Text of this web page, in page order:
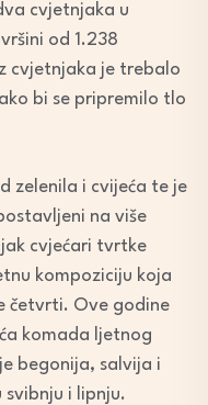
cvjetnjaka u
od 1.238
cvjetnjaka je trebalo
bi se pripremilo tlo
zelenila i cvijeća te je
na više
cvjećari tvrtke
kompoziciju koja
četvrti. Ove godine
komada ljetnog
begonija, salvija i
svibnju i lipnju.